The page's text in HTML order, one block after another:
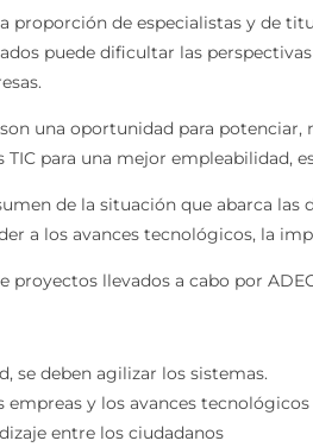
proporción de especialistas y de
puede dificultar las
una oportunidad para
para una mejor empleabilidad,
de la situación que abarca
a los avances tecnológicos, la
llevados a cabo por
se deben agilizar los sistemas.
empreas y los avances
entre los ciudadanos